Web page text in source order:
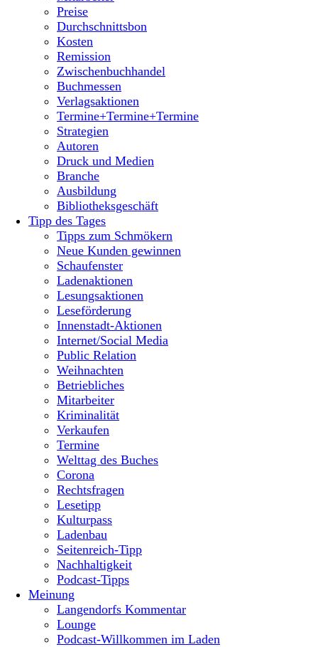
Preise
Durchschnittsbon
Kosten
Remission
Zwischenbuchhandel
Buchmessen
Verlagsaktionen
Termine+Termine+Termine
Strategien
Autoren
Druck und Medien
Branche
Ausbildung
Bibliotheksgeschäft
Tipp des Tages
Tipps zum Schmökern
Neue Kunden gewinnen
Schaufenster
Ladenaktionen
Lesungsaktionen
Leseförderung
Innenstadt-Aktionen
Internet/Social Media
Public Relation
Weihnachten
Betriebliches
Mitarbeiter
Kriminalität
Verkaufen
Termine
Welttag des Buches
Corona
Rechtsfragen
Lesetipp
Kulturpass
Ladenbau
Seitenreich-Tipp
Nachhaltigkeit
Podcast-Tipps
Meinung
Langendorfs Kommentar
Lounge
Podcast-Willkommen im Laden